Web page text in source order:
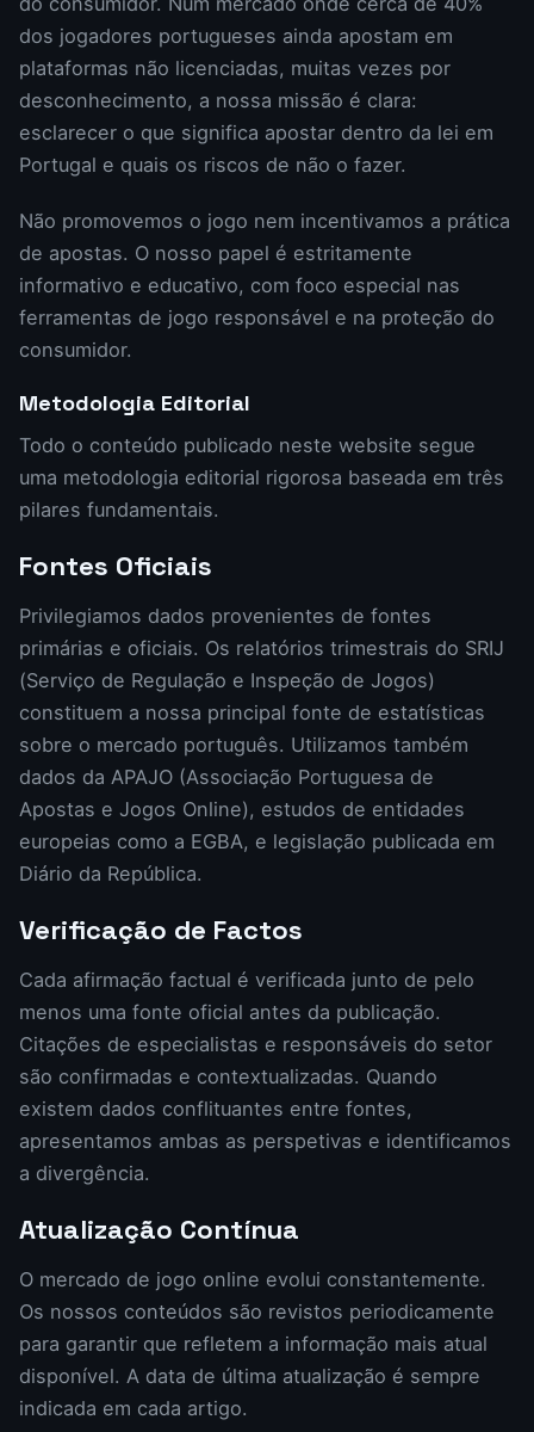
dos jogadores portugueses ainda apostam em
plataformas não licenciadas, muitas vezes por
desconhecimento, a nossa missão é clara:
esclarecer o que significa apostar dentro da lei em
Portugal e quais os riscos de não o fazer.
Não promovemos o jogo nem incentivamos a prática
de apostas. O nosso papel é estritamente
informativo e educativo, com foco especial nas
ferramentas de jogo responsável e na proteção do
consumidor.
Metodologia Editorial
Todo o conteúdo publicado neste website segue
uma metodologia editorial rigorosa baseada em três
pilares fundamentais.
Fontes Oficiais
Privilegiamos dados provenientes de fontes
primárias e oficiais. Os relatórios trimestrais do SRIJ
(Serviço de Regulação e Inspeção de Jogos)
constituem a nossa principal fonte de estatísticas
sobre o mercado português. Utilizamos também
dados da APAJO (Associação Portuguesa de
Apostas e Jogos Online), estudos de entidades
europeias como a EGBA, e legislação publicada em
Diário da República.
Verificação de Factos
Cada afirmação factual é verificada junto de pelo
menos uma fonte oficial antes da publicação.
Citações de especialistas e responsáveis do setor
são confirmadas e contextualizadas. Quando
existem dados conflituantes entre fontes,
apresentamos ambas as perspetivas e identificamos
a divergência.
Atualização Contínua
O mercado de jogo online evolui constantemente.
Os nossos conteúdos são revistos periodicamente
para garantir que refletem a informação mais atual
disponível. A data de última atualização é sempre
indicada em cada artigo.